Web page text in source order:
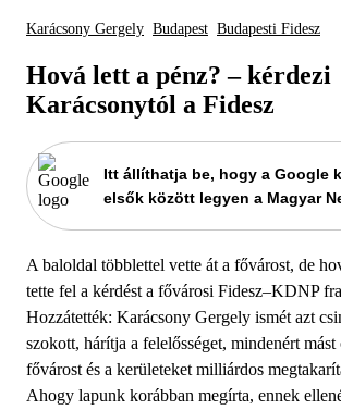
Karácsony Gergely Budapest Budapesti Fidesz
Hová lett a pénz? – kérdezi
Karácsonytól a Fidesz
Itt állíthatja be, hogy a Google
elsők között legyen a Magyar
A baloldal többlettel vette át a fővárost, de
tette fel a kérdést a fővárosi Fidesz–KDNP
Hozzátették: Karácsony Gergely ismét azt
szokott, hárítja a felelősséget, mindenért
fővárost és a kerületeket milliárdos
Ahogy lapunk korábban megírta, ennek